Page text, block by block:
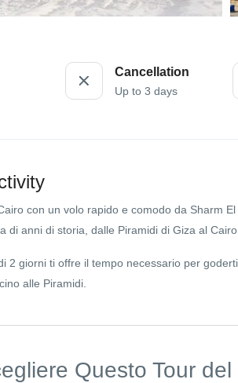
Cancellation
Up to 3 days
con un volo rapido e comodo da Sharm
di anni di storia, dalle Piramidi di Giza al
2 giorni ti offre il tempo necessario per
alle Piramidi.
Questo Tour